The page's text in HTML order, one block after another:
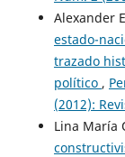
Alexander
estado-
trazado
político ,
(2012):
Lina María